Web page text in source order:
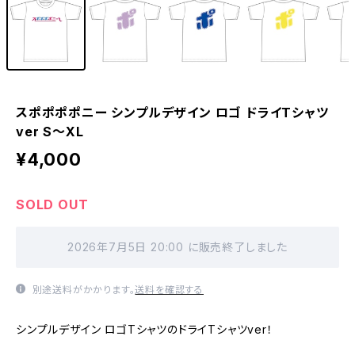
スポポポポニー シンプルデザイン ロゴ ドライTシャツ
ver S〜XL
¥4,000
SOLD OUT
2026年7月5日 20:00 に販売終了しました
別途送料がかかります。送料を確認する
シンプルデザイン ロゴTシャツのドライTシャツver！